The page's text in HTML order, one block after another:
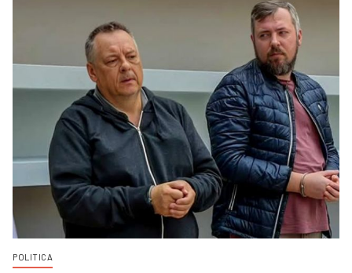
POLITICA